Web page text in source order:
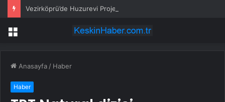
Vezirköprü’de Huzurevi Projesine 192 Milyon TL Destek
Menü
Anasayfa / Haber
Haber